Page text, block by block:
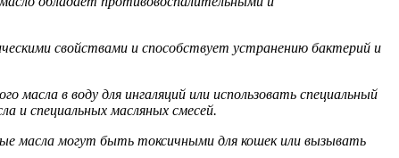
свойствами и способствует устранению бактерий и
в воду для ингаляций или использовать специальный
и специальных масляных смесей.
масла могут быть токсичными для кошек или вызывать